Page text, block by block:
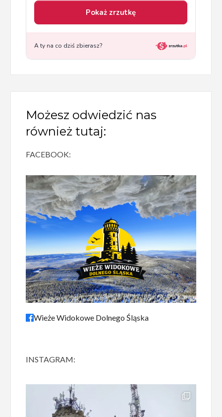
Możesz odwiedzić nas
również tutaj:
FACEBOOK:
Wieże Widokowe Dolnego Śląska
INSTAGRAM: